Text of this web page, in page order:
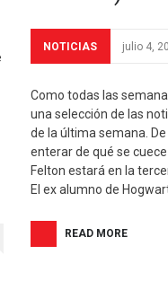
NOTICIAS julio 4,
Como todas las
una selección de las
de la última semana.
enterar de qué se
Felton estará en la
El ex alumno de
READ MORE